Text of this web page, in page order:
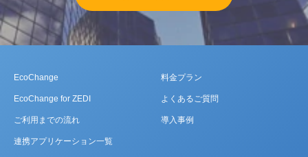
EcoChange
EcoChange for ZEDI
ご利用までの流れ
連携アプリケーション一覧
料金プラン
よくあるご質問
導入事例